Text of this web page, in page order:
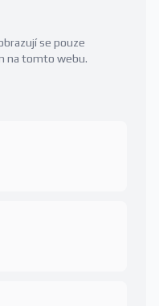
se pouze
na tomto webu.